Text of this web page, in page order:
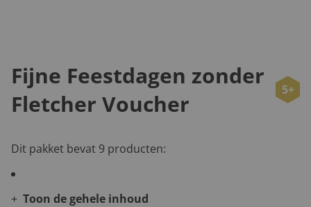
Fijne Feestdagen zonder
Fletcher Voucher
5+
Dit pakket bevat 9 producten:
Toon de gehele inhoud